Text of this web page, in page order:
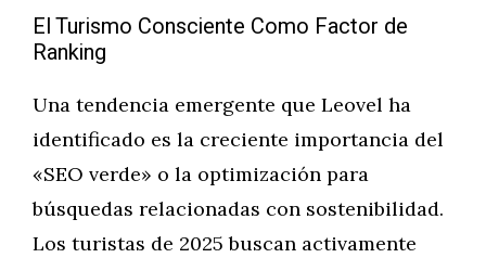
El Turismo Consciente Como Factor de
Ranking
Una tendencia emergente que Leovel ha
identificado es la creciente importancia del
«SEO verde» o la optimización para
búsquedas relacionadas con sostenibilidad.
Los turistas de 2025 buscan activamente